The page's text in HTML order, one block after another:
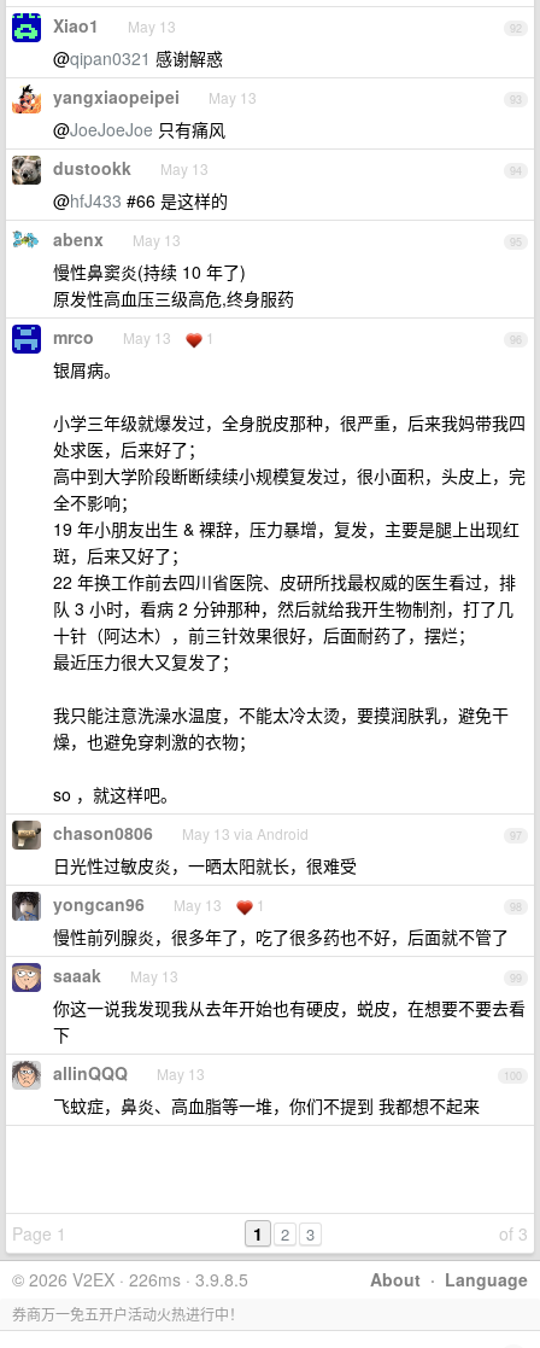
92
Xiao1 May 13
@qipan0321 感谢解惑
93
yangxiaopeipei May 13
@JoeJoeJoe 只有痛风
94
dustookk May 13
@hfJ433 #66 是这样的
95
abenx May 13
慢性鼻窦炎(持续 10 年了)
原发性高血压三级高危,终身服药
96
mrco May 13 1
银屑病。
小学三年级就爆发过，全身脱皮那种，很严重，后来我妈带我四
处求医，后来好了；
高中到大学阶段断断续续小规模复发过，很小面积，头皮上，完
全不影响；
19 年小朋友出生 & 裸辞，压力暴增，复发，主要是腿上出现红
斑，后来又好了；
22 年换工作前去四川省医院、皮研所找最权威的医生看过，排
队 3 小时，看病 2 分钟那种，然后就给我开生物制剂，打了几
十针（阿达木），前三针效果很好，后面耐药了，摆烂；
最近压力很大又复发了；
我只能注意洗澡水温度，不能太冷太烫，要摸润肤乳，避免干
燥，也避免穿刺激的衣物；
so ，就这样吧。
97
chason0806 May 13 via Android
日光性过敏皮炎，一晒太阳就长，很难受
98
yongcan96 May 13 1
慢性前列腺炎，很多年了，吃了很多药也不好，后面就不管了
99
saaak May 13
你这一说我发现我从去年开始也有硬皮，蜕皮，在想要不要去看
下
100
allinQQQ May 13
飞蚊症，鼻炎、高血脂等一堆，你们不提到 我都想不起来
Page 1 of 3
1 2 3
About · Language
© 2026 V2EX · 226ms · 3.9.8.5
券商万一免五开户活动火热进行中！